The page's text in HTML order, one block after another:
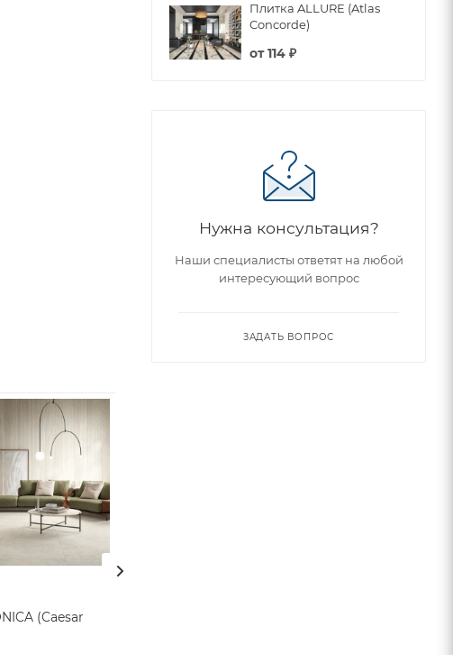
(Caesar
Плитка ALLURE (Atlas
Concorde)
от114 ₽
Нужна консультация?
Наши специалисты ответят на любой
интересующий вопрос
ЗАДАТЬ ВОПРОС